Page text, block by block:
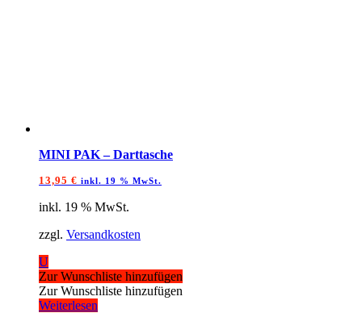
MINI PAK – Darttasche
13,95 € inkl. 19 % MwSt.
inkl. 19 % MwSt.
zzgl. Versandkosten
U
Zur Wunschliste hinzufügen
Zur Wunschliste hinzufügen
Weiterlesen